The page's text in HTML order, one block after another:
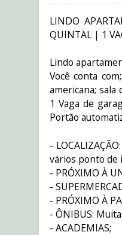
LINDO
QUINTAL | 1
Lindo
Você conta
americana;
1 Vaga de
Portão
-
vários ponto de
- PRÓXIMO À
-
- PRÓXIMO À
- ÔNIBUS:
- ACADEMIAS;